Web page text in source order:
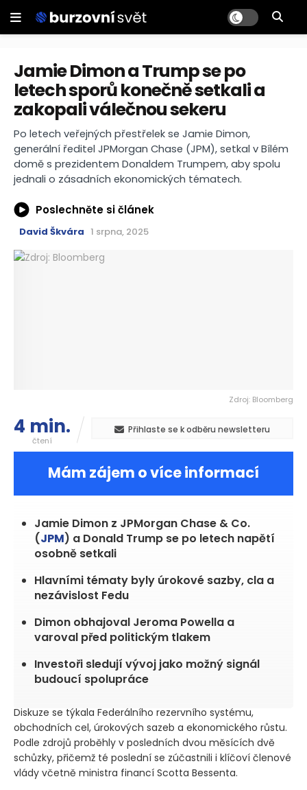
Jamie Dimon a Trump se po
letech sporů konečně setkali a
zakopali válečnou sekeru
Po letech veřejných přestřelek se Jamie Dimon,
generální ředitel JPMorgan Chase (JPM), setkal v Bílém
domě s prezidentem Donaldem Trumpem, aby spolu
jednali o zásadních ekonomických tématech.
Poslechněte si článek
David Škvára 1 srpna, 2025
Zdroj: Bloomberg
4 min.
čtení
Přihlaste se k odběru newsletteru
Mám zájem o více informací
Jamie Dimon z JPMorgan Chase & Co.
(JPM) a Donald Trump se po letech napětí
osobně setkali
Hlavními tématy byly úrokové sazby, cla a
nezávislost Fedu
Dimon obhajoval Jeroma Powella a
varoval před politickým tlakem
Investoři sledují vývoj jako možný signál
budoucí spolupráce
Diskuze se týkala Federálního rezervního systému,
obchodních cel, úrokových sazeb a ekonomického růstu.
Podle zdrojů proběhly v posledních dvou měsících dvě
schůzky, přičemž té poslední se zúčastnili i klíčoví členové
vlády včetně ministra financí Scotta Bessenta.